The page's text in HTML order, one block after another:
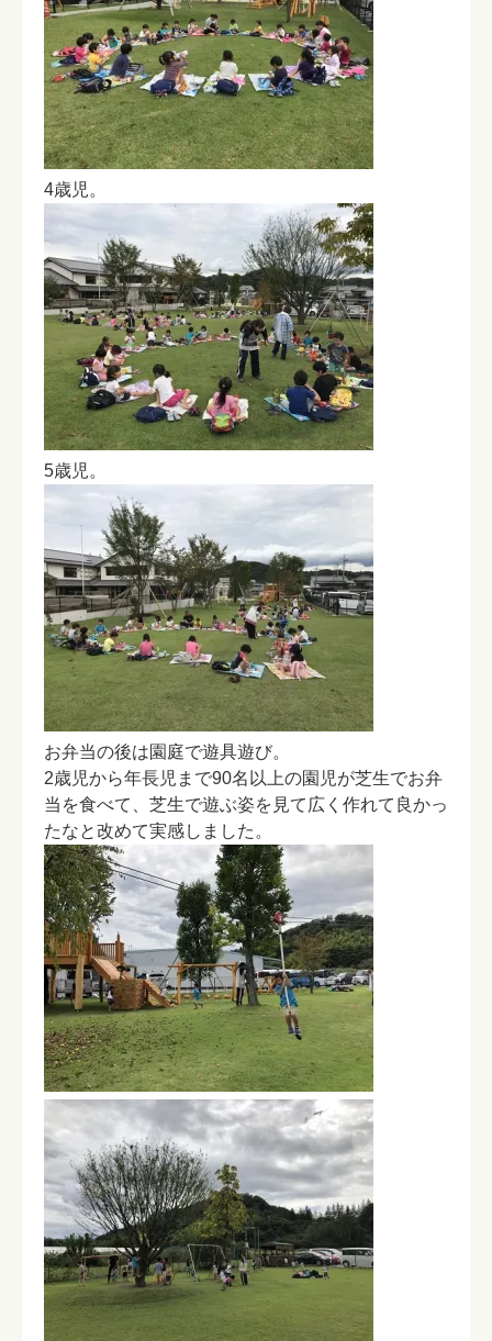
4歳児。
5歳児。
お弁当の後は園庭で遊具遊び。
2歳児から年長児まで90名以上の園児が芝生でお弁
当を食べて、芝生で遊ぶ姿を見て広く作れて良かっ
たなと改めて実感しました。